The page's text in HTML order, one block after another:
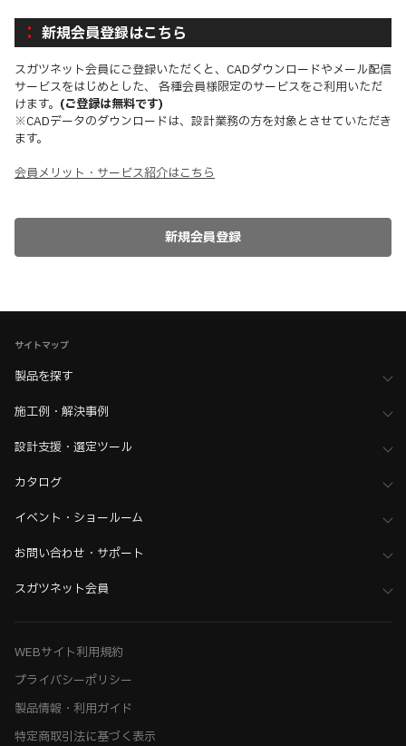
新規会員登録はこちら
スガツネット会員にご登録いただくと、CADダウンロードやメール配信
サービスをはじめとした、 各種会員様限定のサービスをご利用いただ
けます。 (ご登録は無料です)
※CADデータのダウンロードは、設計業務の方を対象とさせていただき
ます。
会員メリット・サービス紹介はこちら
サイトマップ
製品を探す
施工例・解決事例
設計支援・選定ツール
カタログ
イベント・ショールーム
お問い合わせ・サポート
スガツネット会員
WEBサイト利用規約
プライバシーポリシー
製品情報・利用ガイド
特定商取引法に基づく表示